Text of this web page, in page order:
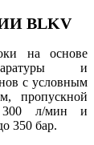
BLKV
на основе
и
с условным
пропускной
300 л/мин и
350 бар.